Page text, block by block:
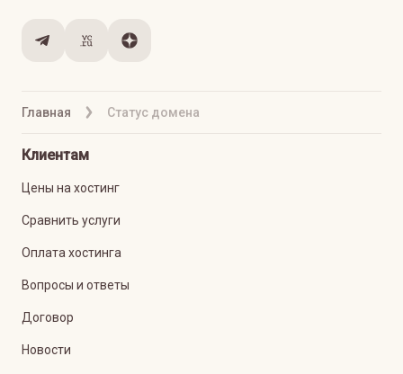
Главная Статус домена
Клиентам
Цены на хостинг
Сравнить услуги
Оплата хостинга
Вопросы и ответы
Договор
Новости